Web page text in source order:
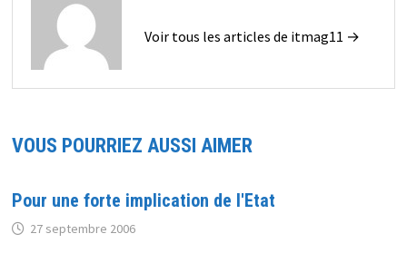
Voir tous les articles de itmag11 →
VOUS POURRIEZ AUSSI AIMER
Pour une forte implication de l'Etat
27 septembre 2006